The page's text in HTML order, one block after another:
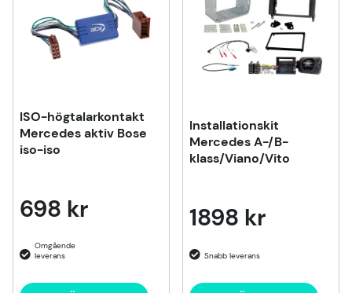
ISO-högtalarkontakt
Mercedes aktiv Bose
iso-iso
698 kr
Installationskit
Mercedes A-/B-
klass/Viano/Vito
1898 kr